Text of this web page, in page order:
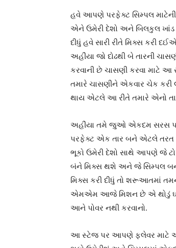
હવે આપણે પરફેક્ટ સિમ્પલ
એને ઉમેરી દેશો અને બિલકુલ
દીધું હવે સારી રીતે મિક્સ કરી
અહીંયા જો દોઢથી બે તારની
કરવાની છે ચાસણી કરવા
તમારે ચાસણીને એકવાર ચેક કરી
થાય એટલે આ રીતે તમારે એનો
અહીંયા તમે જુઓ એકદમ સરસ
પરફેક્ટ એક તાર બને એટલે તરત
ભૂકો ઉમેરી દેશો સાથે આપણે જે
બંને મિક્સ થશે અને જે સિમ્પલ
મિક્સ કરી દીધું તો શરૂઆતમાં
એમએમ આજે મિશન છે એ થોડું
આને પોવર નથી કરવાનો.
આ સ્ટેજ પર આપણે ફ્લેવર માટે